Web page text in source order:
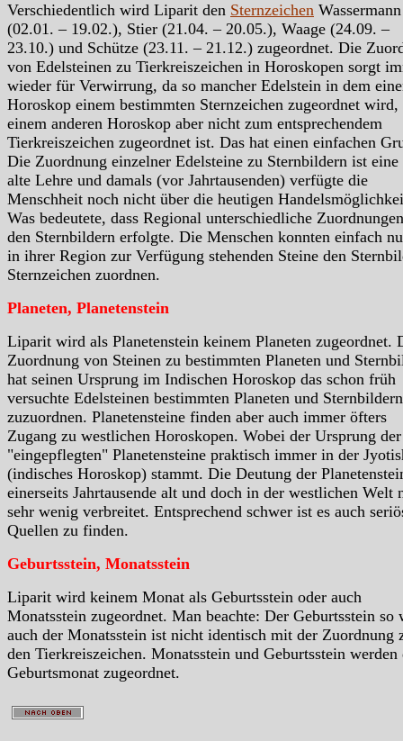
Verschiedentlich wird Liparit den Sternzeichen Wassermann
(02.01. – 19.02.), Stier (21.04. – 20.05.), Waage (24.09. –
23.10.) und Schütze (23.11. – 21.12.) zugeordnet. Die
von Edelsteinen zu Tierkreiszeichen in Horoskopen sorgt
wieder für Verwirrung, da so mancher Edelstein in dem
Horoskop einem bestimmten Sternzeichen zugeordnet
einem anderen Horoskop aber nicht zum entsprechendem
Tierkreiszeichen zugeordnet ist. Das hat einen einfachen
Die Zuordnung einzelner Edelsteine zu Sternbildern ist eine
alte Lehre und damals (vor Jahrtausenden) verfügte die
Menschheit noch nicht über die heutigen
Was bedeutete, dass Regional unterschiedliche
den Sternbildern erfolgte. Die Menschen konnten einfach
in ihrer Region zur Verfügung stehenden Steine den
Sternzeichen zuordnen.
Planeten, Planetenstein
Liparit wird als Planetenstein keinem Planeten zugeordnet.
Zuordnung von Steinen zu bestimmten Planeten und
hat seinen Ursprung im Indischen Horoskop das schon früh
versuchte Edelsteinen bestimmten Planeten und Sternbildern
zuzuordnen. Planetensteine finden aber auch immer öfters
Zugang zu westlichen Horoskopen. Wobei der Ursprung der
"eingepflegten" Planetensteine praktisch immer in der
(indisches Horoskop) stammt. Die Deutung der
einerseits Jahrtausende alt und doch in der westlichen Welt
sehr wenig verbreitet. Entsprechend schwer ist es auch
Quellen zu finden.
Geburtsstein, Monatsstein
Liparit wird keinem Monat als Geburtsstein oder auch
Monatsstein zugeordnet. Man beachte: Der Geburtsstein so
auch der Monatsstein ist nicht identisch mit der Zuordnung
den Tierkreiszeichen. Monatsstein und Geburtsstein werden
Geburtsmonat zugeordnet.